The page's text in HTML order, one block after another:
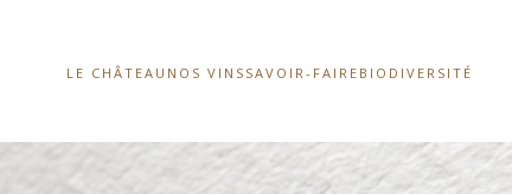
LE CHÂTEAU NOS VINS SAVOIR-FAIRE BIODIVERSITÉ